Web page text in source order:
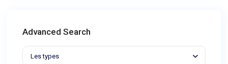
Advanced Search
Les types